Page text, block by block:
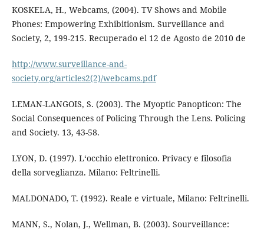
KOSKELA, H., Webcams, (2004). TV Shows and Mobile
Phones: Empowering Exhibitionism. Surveillance and
Society, 2, 199-215. Recuperado el 12 de Agosto de 2010 de
http://www.surveillance-and-
society.org/articles2(2)/webcams.pdf
LEMAN-LANGOIS, S. (2003). The Myoptic Panopticon: The
Social Consequences of Policing Through the Lens. Policing
and Society. 13, 43-58.
LYON, D. (1997). L‘occhio elettronico. Privacy e filosofia
della sorveglianza. Milano: Feltrinelli.
MALDONADO, T. (1992). Reale e virtuale, Milano: Feltrinelli.
MANN, S., Nolan, J., Wellman, B. (2003). Sourveillance: